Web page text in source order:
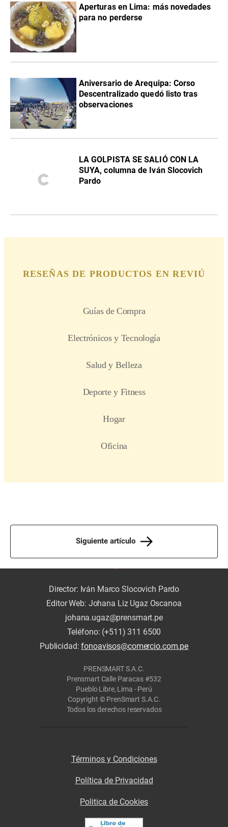
Aperturas en Lima: más novedades
para no perderse
Aniversario de Arequipa: Corso
Descentralizado quedó listo tras
observaciones
LA GOLPISTA SE SALIÓ CON LA
SUYA, columna de Iván Slocovich
Pardo
Siguiente artículo
Director: Iván Marco Slocovich Pardo
Editor Web: Johana Liz Ugaz Oscanoa
johana.ugaz@prensmart.pe
Teléfono: (+511) 311 6500
Publicidad:fonoavisos@comercio.com.pe
PRENSMART S.A.C.
Prensmart Calle Paracas #532
Pueblo Libre, Lima - Perú
Copyright © PrenSmart S.A.C.
Todos los derechos reservados
Términos y Condiciones
Política de Privacidad
Politica de Cookies